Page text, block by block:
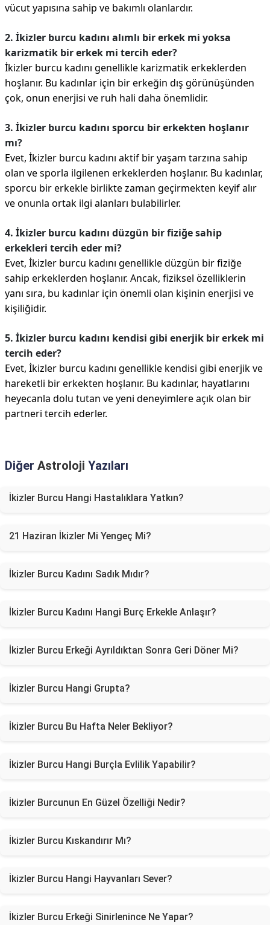
vücut yapısına sahip ve bakımlı olanlardır.
2. İkizler burcu kadını alımlı bir erkek mi yoksa
karizmatik bir erkek mi tercih eder?
İkizler burcu kadını genellikle karizmatik erkeklerden
hoşlanır. Bu kadınlar için bir erkeğin dış görünüşünden
çok, onun enerjisi ve ruh hali daha önemlidir.
3. İkizler burcu kadını sporcu bir erkekten hoşlanır
mı?
Evet, İkizler burcu kadını aktif bir yaşam tarzına sahip
olan ve sporla ilgilenen erkeklerden hoşlanır. Bu kadınlar,
sporcu bir erkekle birlikte zaman geçirmekten keyif alır
ve onunla ortak ilgi alanları bulabilirler.
4. İkizler burcu kadını düzgün bir fiziğe sahip
erkekleri tercih eder mi?
Evet, İkizler burcu kadını genellikle düzgün bir fiziğe
sahip erkeklerden hoşlanır. Ancak, fiziksel özelliklerin
yanı sıra, bu kadınlar için önemli olan kişinin enerjisi ve
kişiliğidir.
5. İkizler burcu kadını kendisi gibi enerjik bir erkek mi
tercih eder?
Evet, İkizler burcu kadını genellikle kendisi gibi enerjik ve
hareketli bir erkekten hoşlanır. Bu kadınlar, hayatlarını
heyecanla dolu tutan ve yeni deneyimlere açık olan bir
partneri tercih ederler.
Diğer Astroloji Yazıları
İkizler Burcu Hangi Hastalıklara Yatkın?
21 Haziran İkizler Mi Yengeç Mi?
İkizler Burcu Kadını Sadık Mıdır?
İkizler Burcu Kadını Hangi Burç Erkekle Anlaşır?
İkizler Burcu Erkeği Ayrıldıktan Sonra Geri Döner Mi?
İkizler Burcu Hangi Grupta?
İkizler Burcu Bu Hafta Neler Bekliyor?
İkizler Burcu Hangi Burçla Evlilik Yapabilir?
İkizler Burcunun En Güzel Özelliği Nedir?
İkizler Burcu Kıskandırır Mı?
İkizler Burcu Hangi Hayvanları Sever?
İkizler Burcu Erkeği Sinirlenince Ne Yapar?